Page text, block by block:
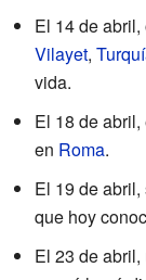
El 14 de
Vilayet,
vida.
El 18 de abril,
en Roma.
El 19 de
que hoy
El 23 de